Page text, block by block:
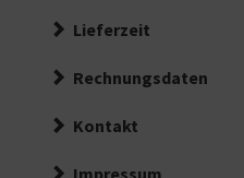
Lieferzeit
Rechnungsdaten
Kontakt